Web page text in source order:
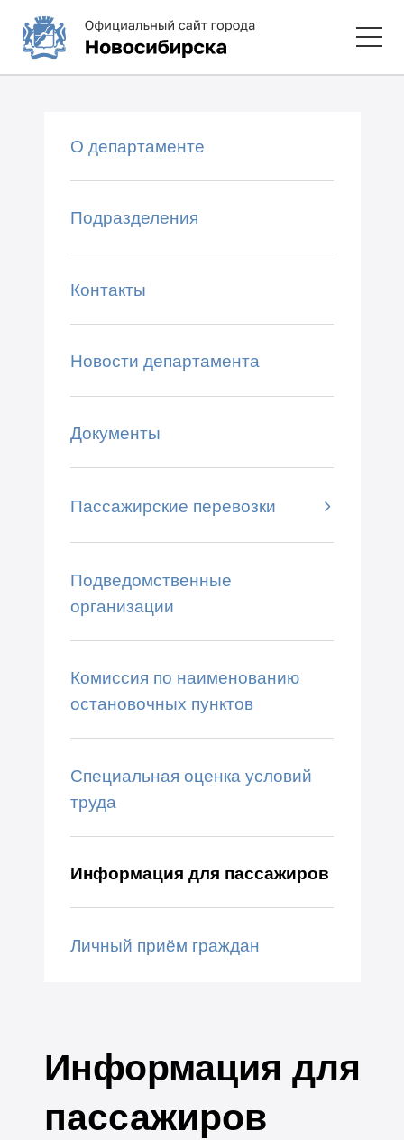
О департаменте
Подразделения
Контакты
Новости департамента
Документы
Пассажирские перевозки
Подведомственные
организации
Комиссия по наименованию
остановочных пунктов
Специальная оценка условий
труда
Информация для пассажиров
Личный приём граждан
Информация для
пассажиров